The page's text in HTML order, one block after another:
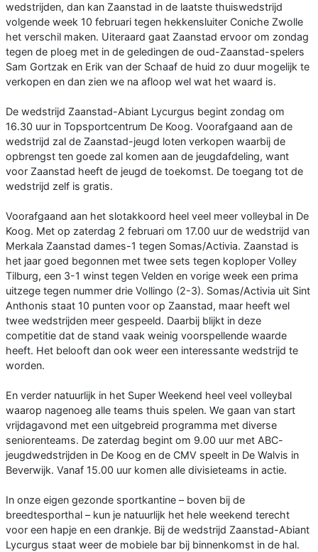
wedstrijden, dan kan Zaanstad in de laatste thuiswedstrijd
volgende week 10 februari tegen hekkensluiter Coniche Zwolle
het verschil maken. Uiteraard gaat Zaanstad ervoor om zondag
tegen de ploeg met in de geledingen de oud-Zaanstad-spelers
Sam Gortzak en Erik van der Schaaf de huid zo duur mogelijk te
verkopen en dan zien we na afloop wel wat het waard is.
De wedstrijd Zaanstad-Abiant Lycurgus begint zondag om
16.30 uur in Topsportcentrum De Koog. Voorafgaand aan de
wedstrijd zal de Zaanstad-jeugd loten verkopen waarbij de
opbrengst ten goede zal komen aan de jeugdafdeling, want
voor Zaanstad heeft de jeugd de toekomst. De toegang tot de
wedstrijd zelf is gratis.
Voorafgaand aan het slotakkoord heel veel meer volleybal in De
Koog. Met op zaterdag 2 februari om 17.00 uur de wedstrijd van
Merkala Zaanstad dames-1 tegen Somas/Activia. Zaanstad is
het jaar goed begonnen met twee sets tegen koploper Volley
Tilburg, een 3-1 winst tegen Velden en vorige week een prima
uitzege tegen nummer drie Vollingo (2-3). Somas/Activia uit Sint
Anthonis staat 10 punten voor op Zaanstad, maar heeft wel
twee wedstrijden meer gespeeld. Daarbij blijkt in deze
competitie dat de stand vaak weinig voorspellende waarde
heeft. Het belooft dan ook weer een interessante wedstrijd te
worden.
En verder natuurlijk in het Super Weekend heel veel volleybal
waarop nagenoeg alle teams thuis spelen. We gaan van start
vrijdagavond met een uitgebreid programma met diverse
seniorenteams. De zaterdag begint om 9.00 uur met ABC-
jeugdwedstrijden in De Koog en de CMV speelt in De Walvis in
Beverwijk. Vanaf 15.00 uur komen alle divisieteams in actie.
In onze eigen gezonde sportkantine – boven bij de
breedtesporthal – kun je natuurlijk het hele weekend terecht
voor een hapje en een drankje. Bij de wedstrijd Zaanstad-Abiant
Lycurgus staat weer de mobiele bar bij binnenkomst in de hal.